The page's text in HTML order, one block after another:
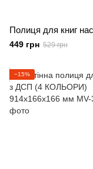
449 грн 529 грн
−15%